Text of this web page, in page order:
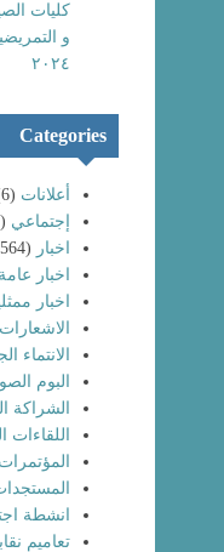
كليات
٢٠٢٤
Categories
أعلانات (6)
إجتماعي (7)
اخبار (564)
اخبار عامة
اخبار
الاشعارات
الانتماء
البوم
الشراكة
اللقاءات
انشطة
تعاميم